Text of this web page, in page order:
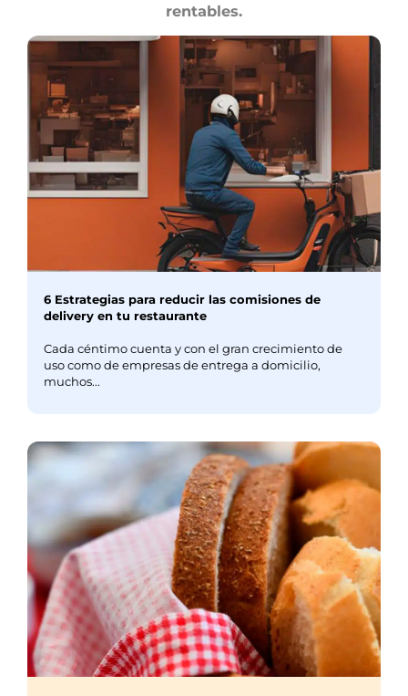
rentables.
6 Estrategias para reducir las comisiones de
delivery en tu restaurante
Cada céntimo cuenta y con el gran crecimiento de
uso como de empresas de entrega a domicilio,
muchos...